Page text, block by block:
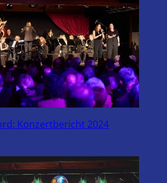
Konzertbericht 2024